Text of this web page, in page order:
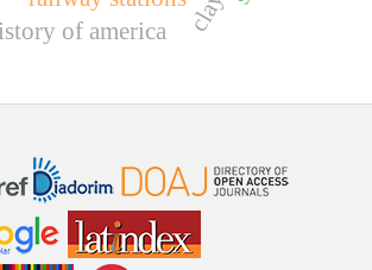
of america